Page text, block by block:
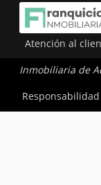
Atención al
Inmobiliaria de